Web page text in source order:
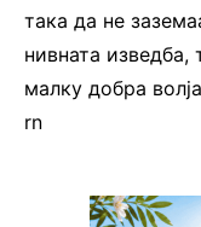
така да не
нивната
малку добра
rn